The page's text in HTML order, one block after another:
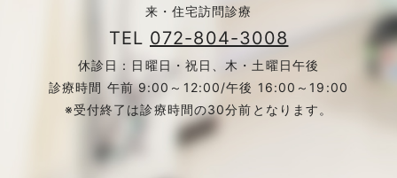
来・住宅訪問診療
TEL 072-804-3008
休診日：日曜日・祝日、木・土曜日午後
診療時間 午前 9:00～12:00/午後 16:00～19:00
※受付終了は診療時間の30分前となります。